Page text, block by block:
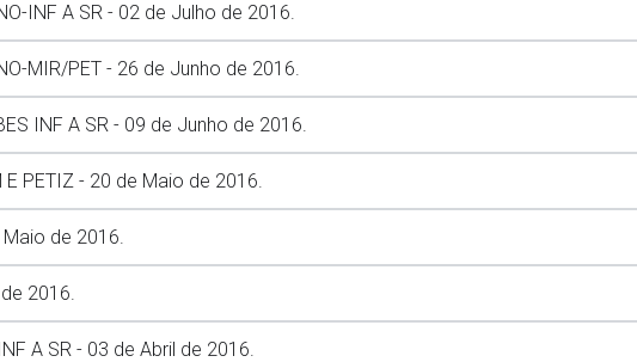
INF A SR - 02 de Julho de 2016.
MIR/PET - 26 de Junho de 2016.
INF A SR - 09 de Junho de 2016.
E PETIZ - 20 de Maio de 2016.
Maio de 2016.
2016.
A SR - 03 de Abril de 2016.